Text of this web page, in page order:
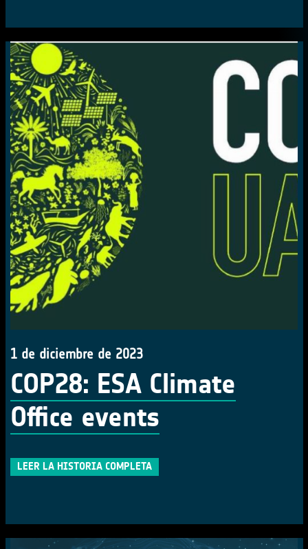
1 de diciembre de 2023
COP28: ESA Climate
Office events
LEER LA HISTORIA COMPLETA